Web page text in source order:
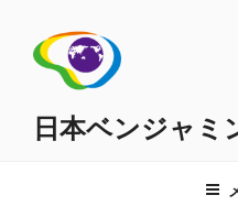
日本ベンジャミ